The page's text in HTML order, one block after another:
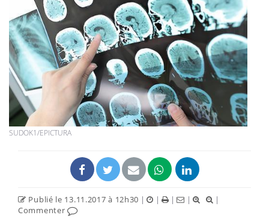
SUDOK1/EPICTURA
Publié le 13.11.2017 à 12h30 | | | |
|
Commenter